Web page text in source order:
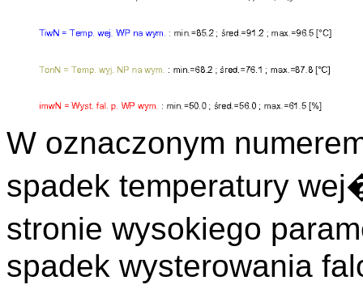
W oznaczonym
spadek temperatury
stronie wysokiego
spadek wysterowania